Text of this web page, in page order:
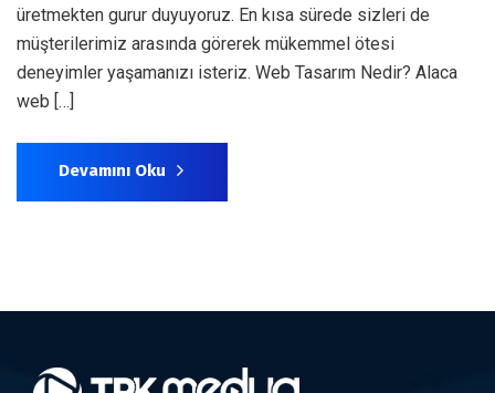
üretmekten gurur duyuyoruz. En kısa sürede sizleri de
müşterilerimiz arasında görerek mükemmel ötesi
deneyimler yaşamanızı isteriz. Web Tasarım Nedir? Alaca
web […]
Devamını Oku